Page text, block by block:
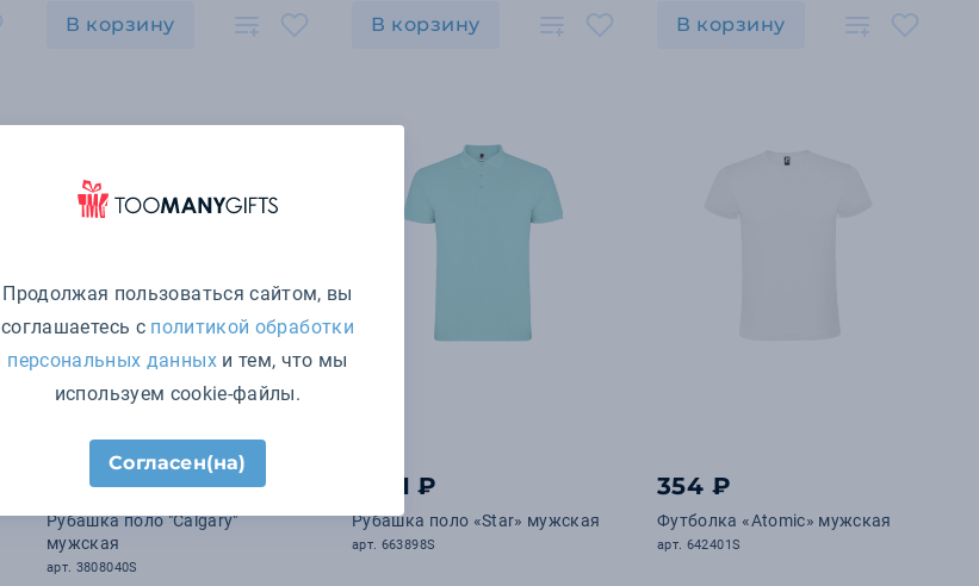
В корзину В корзину В корзину
3 278 ₽
Рубашка поло "Calgary"
мужская
арт. 3808040S
1 581 ₽
Рубашка поло «Star» мужская
арт. 663898S
354 ₽
Футболка «Atomic» мужская
арт. 642401S
Продолжая пользоваться сайтом, вы
соглашаетесь с политикой обработки
персональных данныхи тем, что мы
используем cookie-файлы.
Согласен(на)